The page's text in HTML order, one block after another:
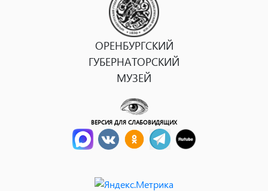
ОРЕНБУРГСКИЙ
ГУБЕРНАТОРСКИЙ
МУЗЕЙ
ВЕРСИЯ ДЛЯ СЛАБОВИДЯЩИХ